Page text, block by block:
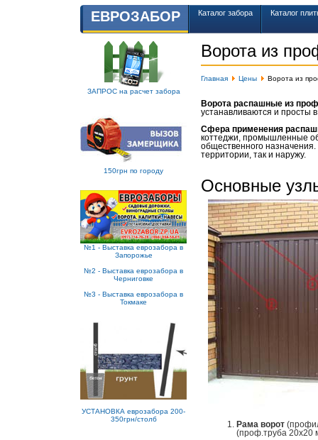
ЕВРОЗАБОР Каталог забора Каталог
ЗАПРОС на расчет забора
150грн по городу
№1 - Выставка еврозабора в
Запорожье
№2 - Выставка еврозабора в
Черниговке
№3 - Выставка еврозабора в
Токмаке
УСТАНОВКА еврозабора 200-
350грн/столб
Ворота из
Главная Цены Ворота из
Ворота распашные из
устанавливаются и просты
Сфера применения
коттеджи, промышленные
общественного назначения.
территории, так и наружу.
Основные
Рама ворот
(проф.труба 20х20